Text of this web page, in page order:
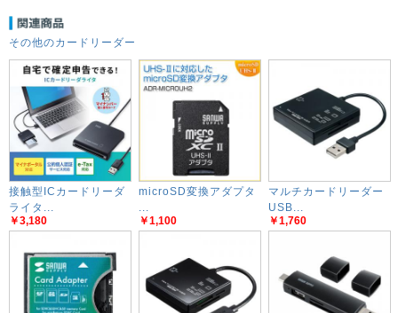
その他のカードリーダー
接触型ICカードリーダ
ライタ...
￥3,180
microSD変換アダプタ
...
￥1,100
マルチカードリーダー
USB...
￥1,760